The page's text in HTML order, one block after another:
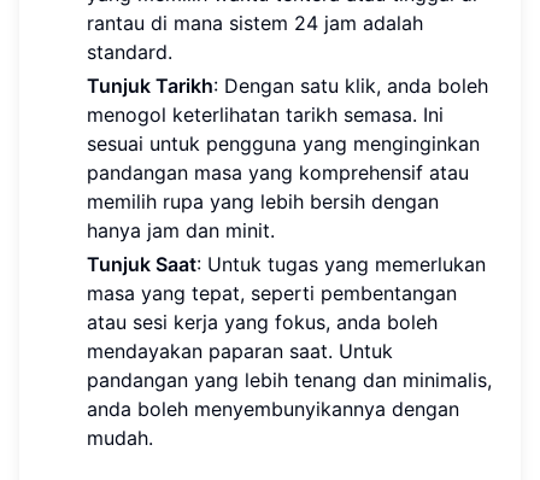
rantau di mana sistem 24 jam adalah
standard.
Tunjuk Tarikh: Dengan satu klik, anda boleh
menogol keterlihatan tarikh semasa. Ini
sesuai untuk pengguna yang menginginkan
pandangan masa yang komprehensif atau
memilih rupa yang lebih bersih dengan
hanya jam dan minit.
Tunjuk Saat: Untuk tugas yang memerlukan
masa yang tepat, seperti pembentangan
atau sesi kerja yang fokus, anda boleh
mendayakan paparan saat. Untuk
pandangan yang lebih tenang dan minimalis,
anda boleh menyembunyikannya dengan
mudah.